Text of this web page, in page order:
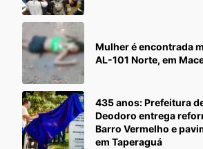
Mulher é encontrada
AL-101 Norte, em
435 anos: Prefeitura
Deodoro entrega
Barro Vermelho e
em Taperaguá